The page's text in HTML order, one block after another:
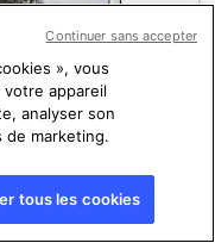
», vous
appareil
analyser son
marketing.
tous les cookies
Continuer sans accepter